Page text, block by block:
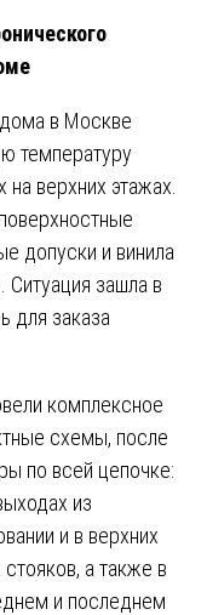
в Москве
температуру
верхних этажах.
допуски и винила
зашла в
для заказа
комплексное
схемы, после
по всей цепочке:
из
и в верхних
а также в
и последнем